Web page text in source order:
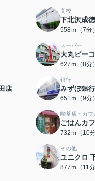
高校
下北沢成
558ｍ（7分）
スーパー
大丸ピー
627ｍ（8分）
店
銀行
みずぼ銀
651ｍ（9分）
喫茶店・カフ
ごはんカ
732ｍ（10分
その他
ユニクロ
877ｍ（11分